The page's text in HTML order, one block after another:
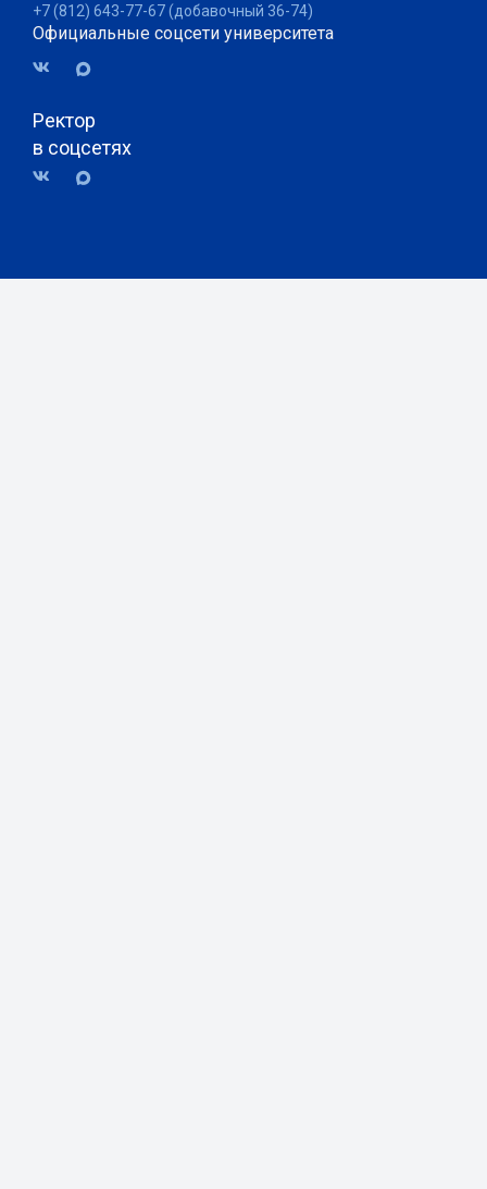
+7 (812) 643-77-67 (добавочный 36-74)
Официальные соцсети университета
Ректор
в соцсетях